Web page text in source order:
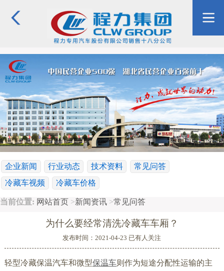
企业新闻 行业动态 技术资料
常见问答
冷藏车视频
冷藏车价格
当前位置: 网站首页 >新闻资讯 >常见问答
为什么要经常清洗冷藏车车厢？
发布时间：2021-04-23 已有人关注
轻型冷藏保温汽车和微型保温车则作为短途分配性运输的主